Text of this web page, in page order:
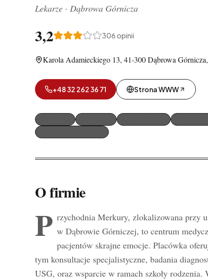
Lekarze · Dąbrowa Górnicza
3,2 306 opinii
Karola Adamieckiego 13, 41-300 Dąbrowa
+48 32 262 36 71 Strona WWW
O firmie
P rzychodnia Merkury, zlokalizowana przy
w Dąbrowie Górniczej, to centrum
pacjentów skrajne emocje. Placówka
tym konsultacje specjalistyczne, badania
USG, oraz wsparcie w ramach szkoły